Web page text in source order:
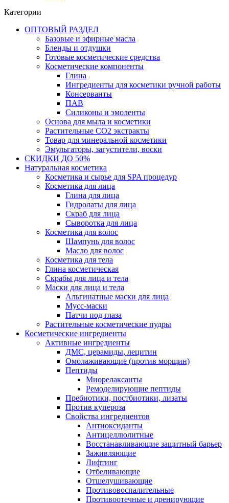
Категории
ОПТОВЫЙ РАЗДЕЛ
Базовые и эфирные масла
Бленды и отдушки
Готовые косметические средства
Косметические компоненты
Глина
Ингредиенты для косметики ручной работы
Консерванты
ПАВ
Силиконы и эмоленты
Основа для мыла и косметики
Растительные СО2 экстракты
Товар для минеральной косметики
Эмульгаторы, загустители, воски
СКИДКИ ДО 50%
Натуральная косметика
Косметика и сырье для SPA процедур
Косметика для лица
Глина для лица
Гидролаты для лица
Скраб для лица
Сыворотка для лица
Косметика для волос
Шампунь для волос
Масло для волос
Косметика для тела
Глина косметическая
Скрабы для лица и тела
Маски для лица и тела
Альгинатные маски для лица
Мусс-маски
Патчи под глаза
Растительные косметические пудры
Косметические ингредиенты
Активные ингредиенты
ДМС, церамиды, лецитин
Омолаживающие (против морщин)
Пептиды
Миорелаксанты
Ремоделирующие пептиды
Пребиотики, постбиотики, лизаты
Против купероза
Свойства ингредиентов
Антиоксиданты
Антицеллюлитные
Восстанавливающие защитный барьер
Заживляющие
Лифтинг
Отбеливающие
Отшелушивающие
Противовоспалительные
Противоотечные и дренирующие